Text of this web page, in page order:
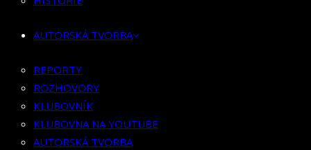
KLUBOVNA NA YOUTUBE
SUPPORTUJEME
PROPOJOVÁNÍ SCÉN
RECENZE
KFN/FESTIVAL
GUESTLIST
AUTORSKÁ TVORBA
REPORTY
ROZHOVORY
KLUBOVNÍK
KLUBOVNA NA YOUTUBE
AUTORSKÁ TVORBA